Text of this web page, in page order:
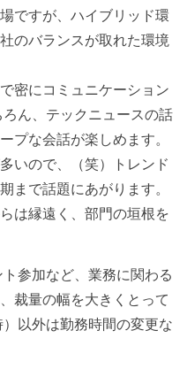
しをメンバーがよく会話
じ開発チームが担い、フ
、インフラといった役割
な範囲にまで染み出して
解するために、開発チー
するためのプロジェクト
レイスプロジェクトがボ
がある
ですが、ハイブリッド環
のバランスが取れた環境
密にコミュニケーション
ん、テックニュースの話
プな会話が楽しめます。
いので、（笑）トレンド
まで話題にあがります。
は縁遠く、部門の垣根を
参加など、業務に関わる
裁量の幅を大きくとって
以外は勤務時間の変更な